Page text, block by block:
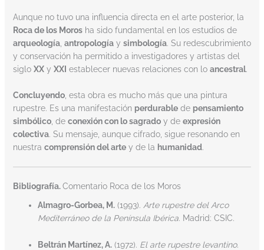
Aunque no tuvo una influencia directa en el arte posterior, la
Roca de los Morosha sido fundamental en los estudios de
arqueología, antropologíay simbología. Su redescubrimiento
y conservación ha permitido a investigadores y artistas del
siglo XXy XXI establecer nuevas relaciones con lo ancestral.
Concluyendo, esta obra es mucho más que una pintura
rupestre. Es una manifestación perdurablede pensamiento
simbólico, de conexión con lo sagradoy de expresión
colectiva. Su mensaje, aunque cifrado, sigue resonando en
nuestra comprensión del artey de la humanidad.
Bibliografía.Comentario Roca de los Moros
Almagro-Gorbea, M.(1993). Arte rupestre del Arco
Mediterráneo de la Península Ibérica. Madrid: CSIC.
Beltrán Martínez, A.(1972). El arte rupestre levantino.